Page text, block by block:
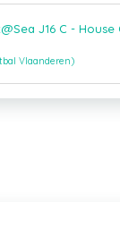
J16 C -
Vlaanderen)